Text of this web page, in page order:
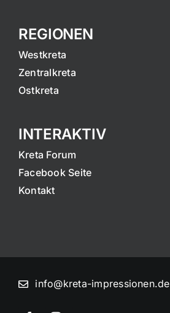
REGIONEN
Westkreta
Zentralkreta
Ostkreta
INTERAKTIV
Kreta Forum
Facebook Seite
Kontakt
info@kreta-impressionen.de